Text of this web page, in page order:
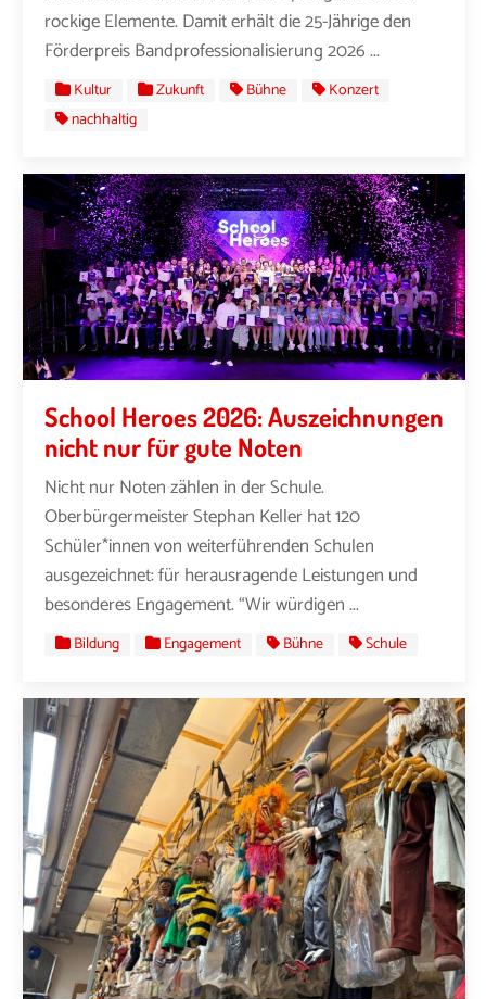
rockige Elemente. Damit erhält die 25-Jährige den
Förderpreis Bandprofessionalisierung 2026 ...
Kultur Zukunft Bühne
Konzert
nachhaltig
School Heroes 2026: Auszeichnungen
nicht nur für gute Noten
Nicht nur Noten zählen in der Schule.
Oberbürgermeister Stephan Keller hat 120
Schüler*innen von weiterführenden Schulen
ausgezeichnet: für herausragende Leistungen und
besonderes Engagement. “Wir würdigen ...
Bildung Engagement Bühne Schule